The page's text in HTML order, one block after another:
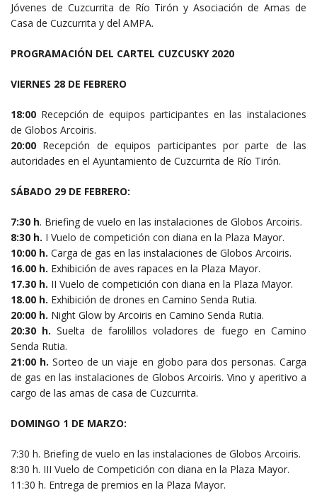
Jóvenes de Cuzcurrita de Río Tirón y Asociación de Amas de
Casa de Cuzcurrita y del AMPA.
PROGRAMACIÓN DEL CARTEL CUZCUSKY 2020
VIERNES 28 DE FEBRERO
18:00 Recepción de equipos participantes en las instalaciones
de Globos Arcoiris.
20:00 Recepción de equipos participantes por parte de las
autoridades en el Ayuntamiento de Cuzcurrita de Río Tirón.
SÁBADO 29 DE FEBRERO:
7:30 h. Briefing de vuelo en las instalaciones de Globos Arcoiris.
8:30 h. I Vuelo de competición con diana en la Plaza Mayor.
10:00 h. Carga de gas en las instalaciones de Globos Arcoiris.
16.00 h. Exhibición de aves rapaces en la Plaza Mayor.
17.30 h. II Vuelo de competición con diana en la Plaza Mayor.
18.00 h. Exhibición de drones en Camino Senda Rutia.
20:00 h. Night Glow by Arcoiris en Camino Senda Rutia.
20:30 h. Suelta de farolillos voladores de fuego en Camino
Senda Rutia.
21:00 h. Sorteo de un viaje en globo para dos personas. Carga
de gas en las instalaciones de Globos Arcoiris. Vino y aperitivo a
cargo de las amas de casa de Cuzcurrita.
DOMINGO 1 DE MARZO:
7:30 h. Briefing de vuelo en las instalaciones de Globos Arcoiris.
8:30 h. III Vuelo de Competición con diana en la Plaza Mayor.
11:30 h. Entrega de premios en la Plaza Mayor.